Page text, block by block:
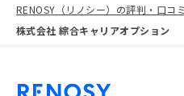
RENOSY（リノシー）の評判・口コミ
株式会社 綜合キャリアオプション